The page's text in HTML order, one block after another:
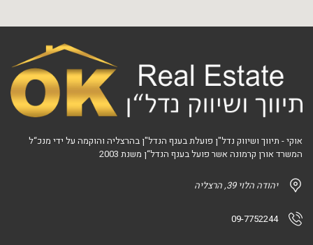
אוקי - תיווך ושיווק נדל"ן פועלת בענף הנדל"ן בהרצליה והוקמה על ידי מנכ“ל
המשרד אורן קרמונה אשר פועל בענף הנדל“ן משנת 2003
יהודה הלוי 39, הרצליה
09-7752244